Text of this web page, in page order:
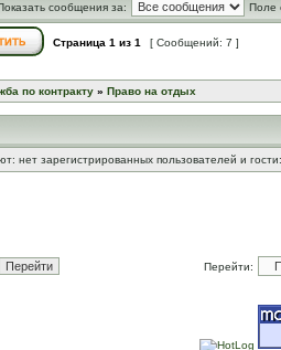
сообщения за: Поле
Страница 1 из 1 [ Сообщений: 7 ]
по контракту » Право на отдых
нет зарегистрированных пользователей и
Перейти: